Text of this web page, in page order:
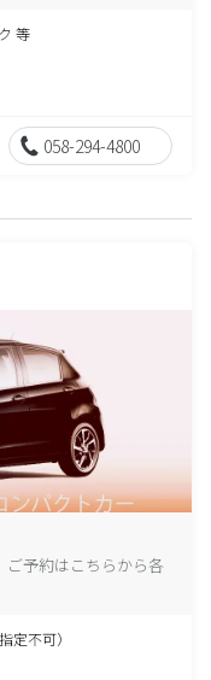
等
058-294-4800
ご予約はこちらから各
不可）